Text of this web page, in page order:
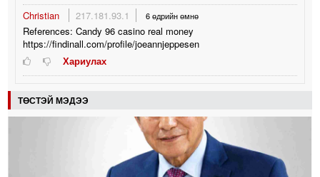
Christian 217.181.93.1 6 өдрийн өмнө
References: Candy 96 casino real money
https://findinall.com/profile/joeannjeppesen
Хариулах
ТӨСТЭЙ МЭДЭЭ